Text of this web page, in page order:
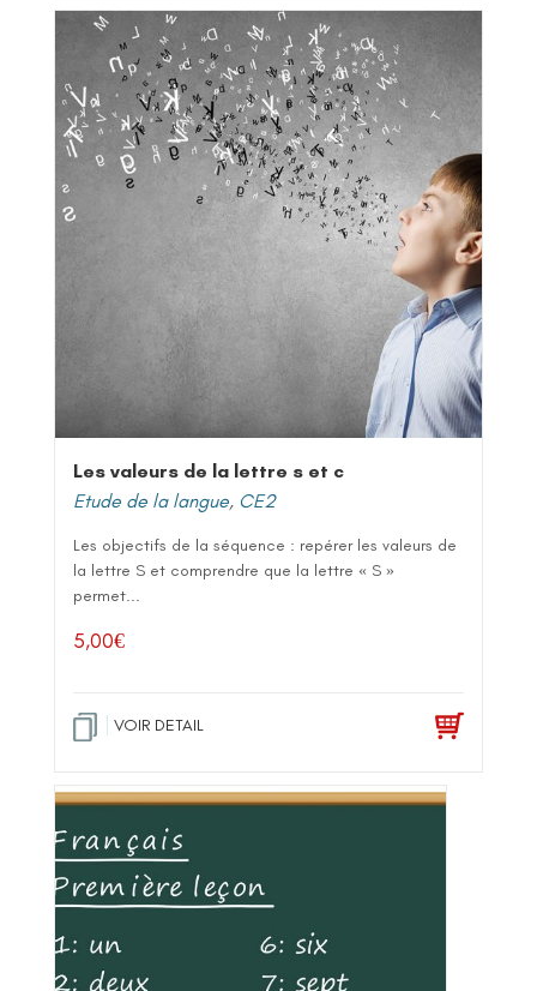
Les valeurs de la lettre s et c
Etude de la langue, CE2
Les objectifs de la séquence : repérer les valeurs de
la lettre S et comprendre que la lettre « S »
permet...
5,00€
VOIR DETAIL